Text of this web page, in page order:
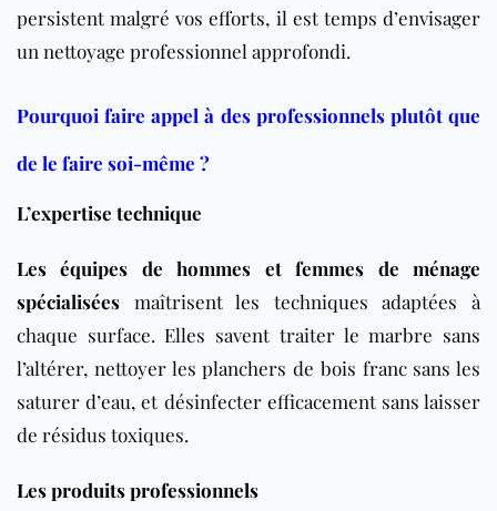
persistent malgré vos efforts, il est temps d’envisager
un nettoyage professionnel approfondi.
Pourquoi faire appel à des professionnels plutôt que
de le faire soi-même ?
L’expertise technique
Les équipes de hommes et femmes de ménage
spécialisées maîtrisent les techniques adaptées à
chaque surface. Elles savent traiter le marbre sans
l’altérer, nettoyer les planchers de bois franc sans les
saturer d’eau, et désinfecter efficacement sans laisser
de résidus toxiques.
Les produits professionnels